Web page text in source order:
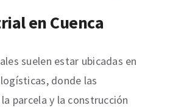
en Cuenca
suelen estar ubicadas en
donde las
parcela y la construcción